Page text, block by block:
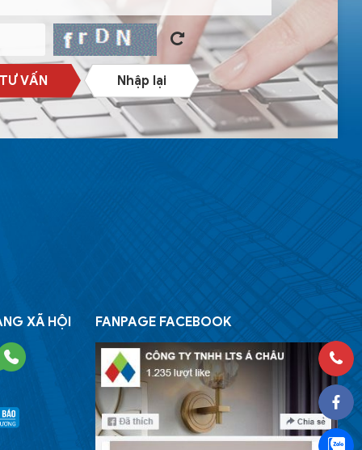
VẤN Nhập lại
XÃ HỘI FANPAGE FACEBOOK